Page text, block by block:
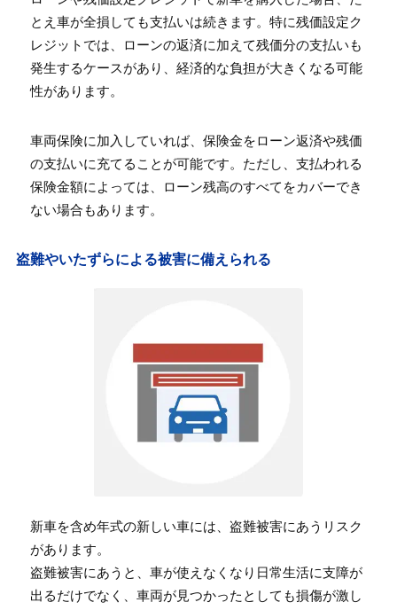
とえ車が全損しても支払いは続きます。特に残価設定ク
レジットでは、ローンの返済に加えて残価分の支払いも
発生するケースがあり、経済的な負担が大きくなる可能
性があります。
車両保険に加入していれば、保険金をローン返済や残価
の支払いに充てることが可能です。ただし、支払われる
保険金額によっては、ローン残高のすべてをカバーでき
ない場合もあります。
盗難やいたずらによる被害に備えられる
新車を含め年式の新しい車には、盗難被害にあうリスク
があります。
盗難被害にあうと、車が使えなくなり日常生活に支障が
出るだけでなく、車両が見つかったとしても損傷が激し